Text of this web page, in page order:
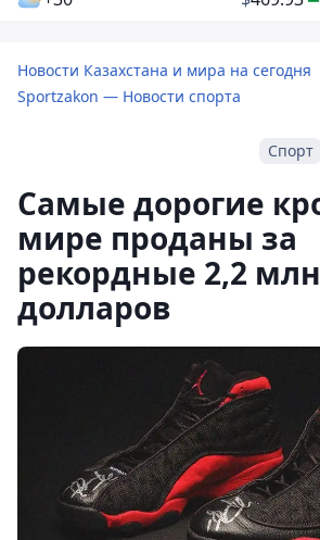
Новости Казахстана и мира на сегодня
Sportzakon — Новости спорта
Спорт
Самые дорогие
мире проданы за
рекордные 2,2 млн
долларов